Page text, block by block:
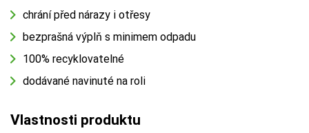
chrání před nárazy i otřesy
bezprašná výplň s minimem odpadu
100% recyklovatelné
dodávané navinuté na roli
Vlastnosti produktu